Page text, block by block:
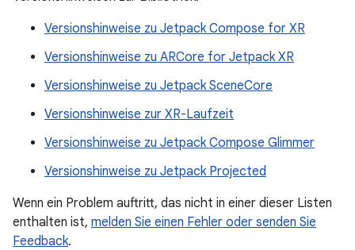
Versionshinweise zu Jetpack Compose for XR
Versionshinweise zu ARCore for Jetpack XR
Versionshinweise zu Jetpack SceneCore
Versionshinweise zur XR-Laufzeit
Versionshinweise zu Jetpack Compose Glimmer
Versionshinweise zu Jetpack Projected
Wenn ein Problem auftritt, das nicht in einer dieser Listen
enthalten ist, melden Sie einen Fehler oder senden Sie
Feedback.